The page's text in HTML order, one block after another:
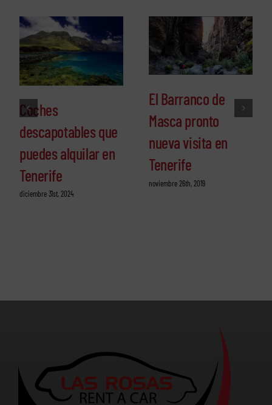
Coches
descapotables que
puedes alquilar en
Tenerife
diciembre 31st, 2024
El Barranco de
Masca pronto
nueva visita en
Tenerife
noviembre 26th, 2019